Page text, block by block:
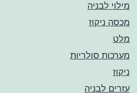
מילוי לבניה
מכסה ניקוז
מלט
מערכות סולריות
ניקוז
עזרים לבניה